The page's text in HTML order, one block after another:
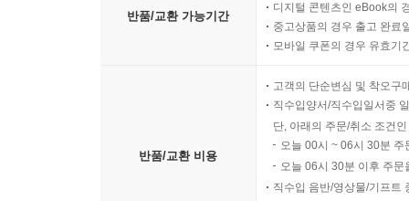
반품/교환 가능기간
디지털 콘텐츠인 eBook의
중고상품의 경우 출고 완료
모바일 쿠폰의 경우 유효기
반품/교환 비용
고객의 단순변심 및 착오구
직수입양서/직수입일서중
단, 아래의 주문/취소 조건
오늘 00시 ~ 06시 30분
오늘 06시 30분 이후 주
직수입 음반/영상물/기프트